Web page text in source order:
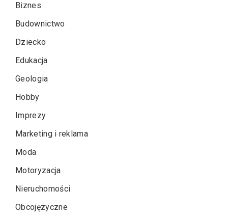
Biznes
Budownictwo
Dziecko
Edukacja
Geologia
Hobby
Imprezy
Marketing i reklama
Moda
Motoryzacja
Nieruchomości
Obcojęzyczne